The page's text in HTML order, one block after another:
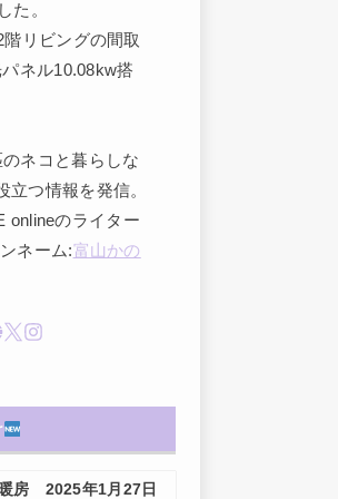
た。
リビングの間取
ネル10.08kw搭
ネコと暮らしな
立つ情報を発信。
onlineのライター
ネーム:富山かの
房 2025年1月27日